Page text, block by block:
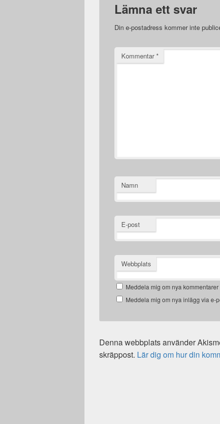
Lämna ett svar
Din e-postadress kommer inte
Kommentar*
Namn
E-post
Webbplats
Meddela mig om nya
Meddela mig om nya inlägg via e-
Denna webbplats använder
skräppost. Lär dig om hur din